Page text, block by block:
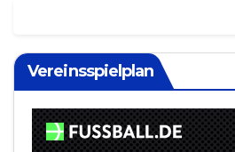
Vereinsspielplan